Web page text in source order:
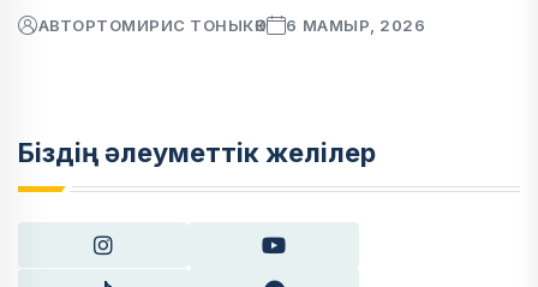
АВТОРТОМИРИС ТОНЫКӨК 6 МАМЫР, 2026
Біздің әлеуметтік желілер